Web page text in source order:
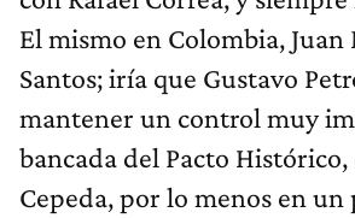
El mismo en Colombia, Juan
Santos; iría que Gustavo
mantener un control muy
bancada del Pacto Histórico,
Cepeda, por lo menos en